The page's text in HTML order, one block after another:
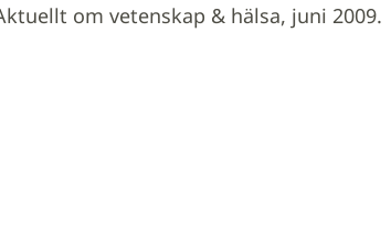
om vetenskap & hälsa, juni 2009.